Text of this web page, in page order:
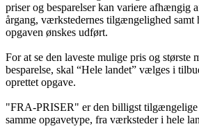
priser og besparelser kan variere afhængig
årgang, værkstedernes tilgængelighed samt
opgaven ønskes udført.
For at se den laveste mulige pris og største
besparelse, skal “Hele landet” vælges i
oprettet opgave.
"FRA-PRISER" er den billigst tilgængelige
samme opgavetype, fra værksteder i hele